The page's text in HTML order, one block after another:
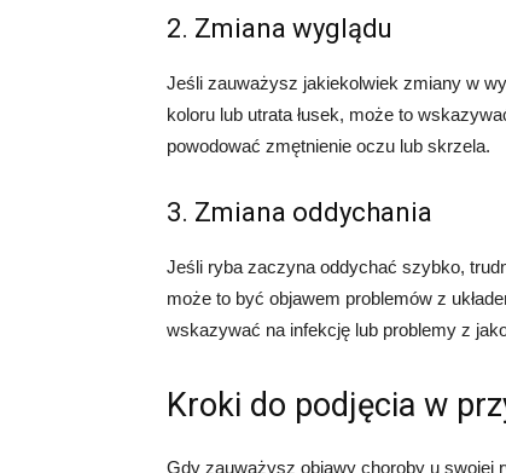
2. Zmiana wyglądu
Jeśli zauważysz jakiekolwiek zmiany w
koloru lub utrata łusek, może to
powodować zmętnienie oczu lub skrzela.
3. Zmiana oddychania
Jeśli ryba zaczyna oddychać szybko,
może to być objawem problemów z
wskazywać na infekcję lub problemy z
Kroki do podjęcia w
Gdy zauważysz objawy choroby u swojej